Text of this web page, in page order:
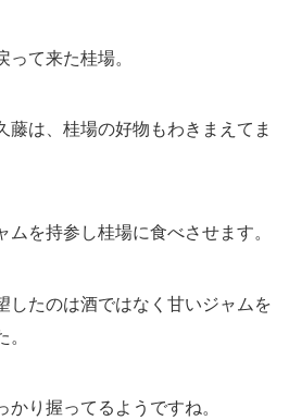
て来た桂場。
藤は、桂場の好物もわきまえてま
ムを持参し桂場に食べさせます。
したのは酒ではなく甘いジャムを
り握ってるようですね。